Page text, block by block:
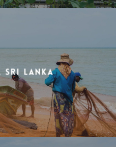
Sri Lanka